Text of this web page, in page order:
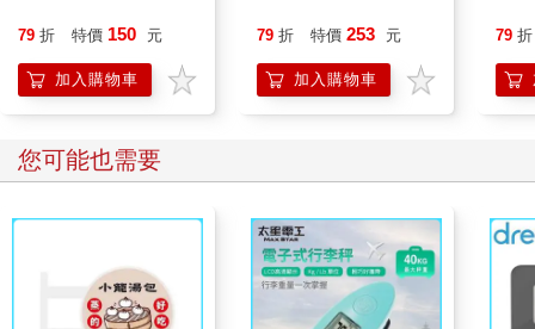
79 折 特價 150 元
加入購物車
79 折 特價 253 元
加入購物車
79 折
您可能也需要